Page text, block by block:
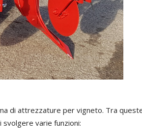
di attrezzature per vigneto. Tra
svolgere varie funzioni: